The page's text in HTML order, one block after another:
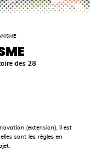
des 28
(extension), il est
sont les règles en